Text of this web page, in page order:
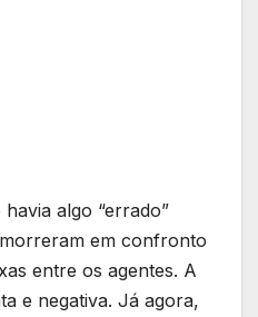
algo “errado”
em confronto
entre os agentes. A
e negativa. Já agora,